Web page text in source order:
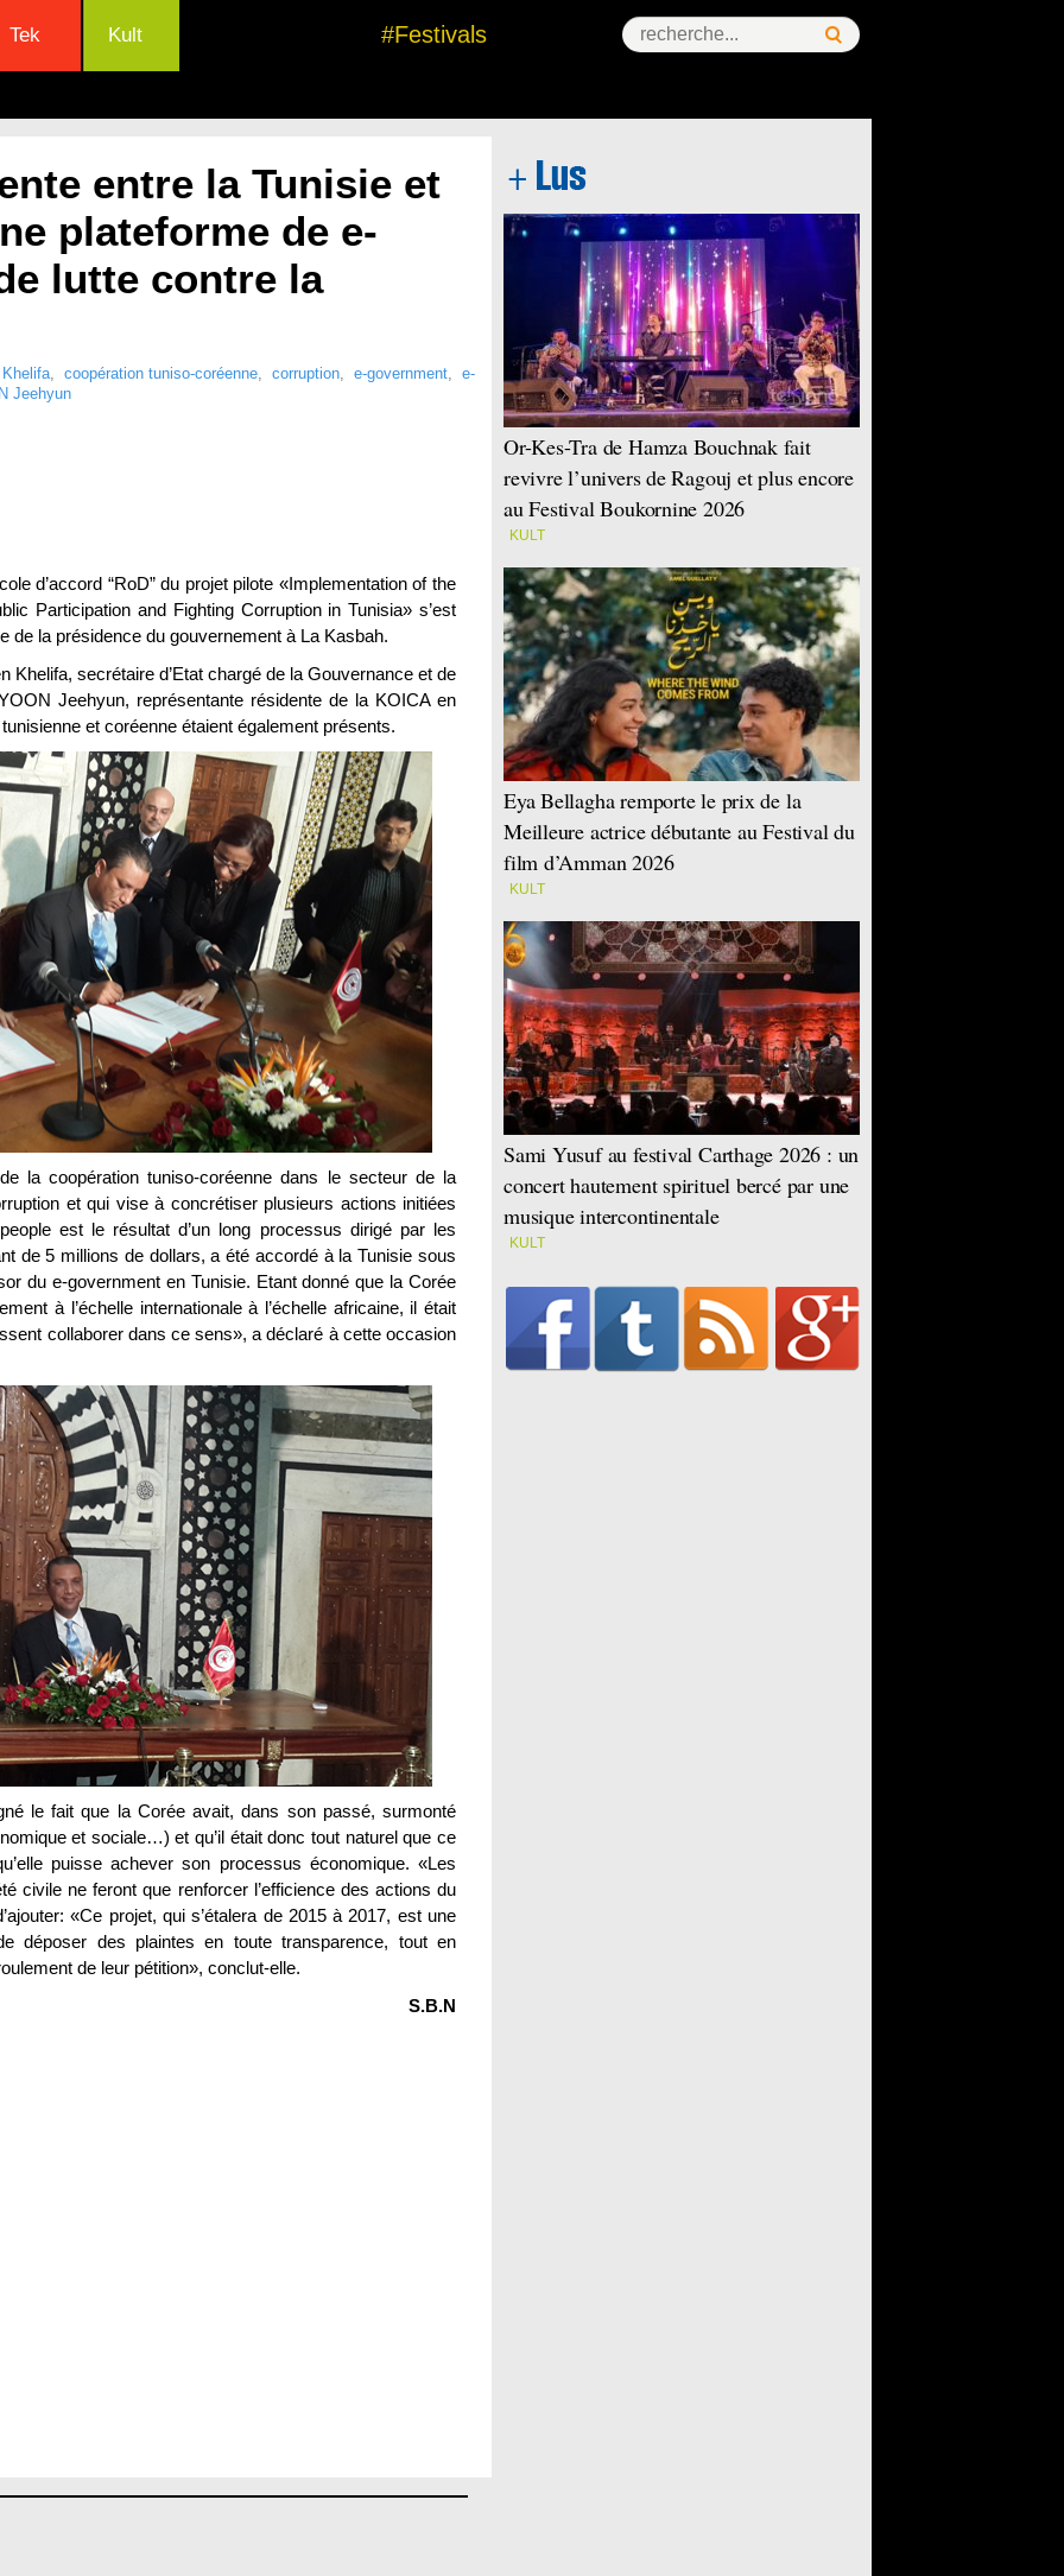
Tek Kult #Festivals
entre la Tunisie et
plateforme de e-
lutte contre la
, coopération tuniso-coréenne, corruption, e-government, e-
Jeehyun
d’accord “RoD” du projet pilote «Implementation of the
Participation and Fighting Corruption in Tunisia» s’est
de la présidence du gouvernement à La Kasbah.
Khelifa, secrétaire d’Etat chargé de la Gouvernance et de
Jeehyun, représentante résidente de la KOICA en
et coréenne étaient également présents.
la coopération tuniso-coréenne dans le secteur de la
et qui vise à concrétiser plusieurs actions initiées
est le résultat d’un long processus dirigé par les
de 5 millions de dollars, a été accordé à la Tunisie sous
du e-government en Tunisie. Etant donné que la Corée
à l’échelle internationale à l’échelle africaine, il était
collaborer dans ce sens», a déclaré à cette occasion
le fait que la Corée avait, dans son passé, surmonté
et sociale…) et qu’il était donc tout naturel que ce
puisse achever son processus économique. «Les
civile ne feront que renforcer l’efficience des actions du
«Ce projet, qui s’étalera de 2015 à 2017, est une
déposer des plaintes en toute transparence, tout en
de leur pétition», conclut-elle.
S.B.N
Or-Kes-Tra de Hamza Bouchnak fait
revivre l’univers de Ragouj et plus encore
au Festival Boukornine 2026
KULT
Eya Bellagha remporte le prix de la
Meilleure actrice débutante au Festival du
film d’Amman 2026
KULT
Sami Yusuf au festival Carthage 2026 : un
concert hautement spirituel bercé par une
musique intercontinentale
KULT